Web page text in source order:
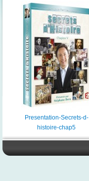
Presentation-Secrets-d-
histoire-chap5